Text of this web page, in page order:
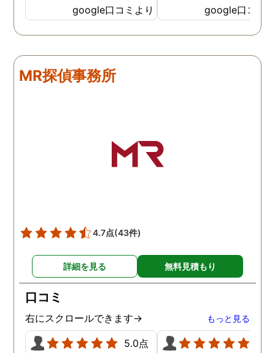
してもらいました。 噂通り
調査も細かく、こんな所ま
でしっかり撮ってくれたん
拠で旦那と今後の話しが早
く進みそうです。また結果
かり注意してくださる方で
した。本当に感謝してま
す。また分からない事があ
がとうございました！！
google口コミより
てどうやって撮ったのか
くと面白い話し聞かせて
れますね。 問題がない
google口コミ
MR探偵事務所
4.7点(43件)
詳細を見る 無料見積もり
口コミ
右にスクロールできます→ もっと見る
5.0点